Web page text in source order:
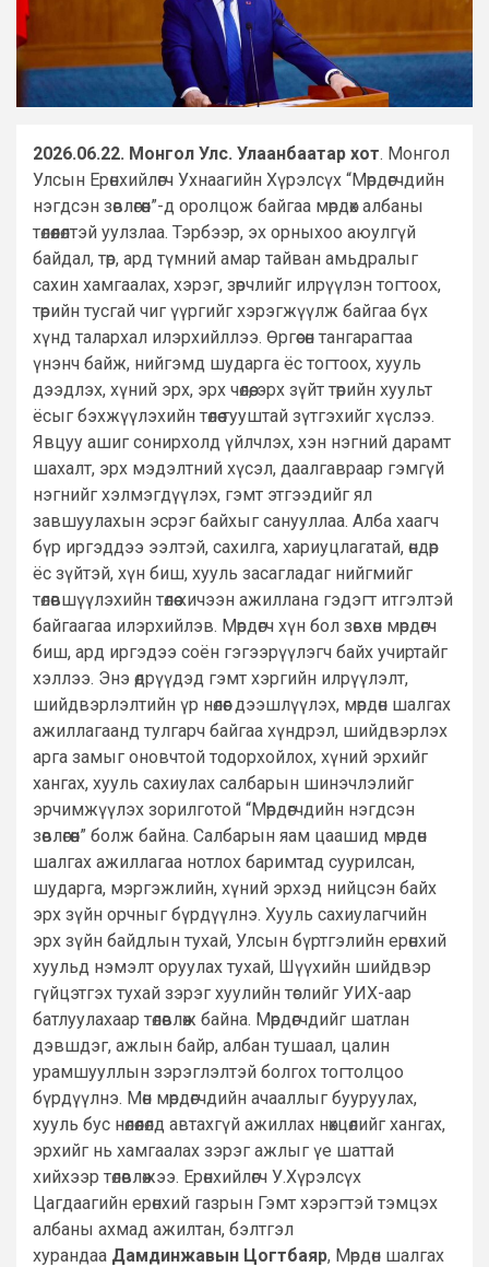
2026.06.22. Монгол Улс. Улаанбаатар хот. Монгол
Улсын Ерөнхийлөгч Ухнаагийн Хүрэлсүх “Мөрдөгчдийн
нэгдсэн зөвлөгөөн”-д оролцож байгаа мөрдөх албаны
төлөөлөлтэй уулзлаа. Тэрбээр, эх орныхоо аюулгүй
байдал, төр, ард түмний амар тайван амьдралыг
сахин хамгаалах, хэрэг, зөрчлийг илрүүлэн тогтоох,
төрийн тусгай чиг үүргийг хэрэгжүүлж байгаа бүх
хүнд талархал илэрхийллээ. Өргөсөн тангарагтаа
үнэнч байж, нийгэмд шударга ёс тогтоох, хууль
дээдлэх, хүний эрх, эрх чөлөө, эрх зүйт төрийн хуульт
ёсыг бэхжүүлэхийн төлөө тууштай зүтгэхийг хүслээ.
Явцуу ашиг сонирхолд үйлчлэх, хэн нэгний дарамт
шахалт, эрх мэдэлтний хүсэл, даалгавраар гэмгүй
нэгнийг хэлмэгдүүлэх, гэмт этгээдийг ял
завшуулахын эсрэг байхыг санууллаа. Алба хаагч
бүр иргэддээ ээлтэй, сахилга, хариуцлагатай, өндөр
ёс зүйтэй, хүн биш, хууль засагладаг нийгмийг
төлөвшүүлэхийн төлөө хичээн ажиллана гэдэгт итгэлтэй
байгаагаа илэрхийлэв. Мөрдөгч хүн бол зөвхөн мөрдөгч
биш, ард иргэдээ соён гэгээрүүлэгч байх учиртайг
хэллээ. Энэ өдрүүдэд гэмт хэргийн илрүүлэлт,
шийдвэрлэлтийн үр нөлөөг дээшлүүлэх, мөрдөн шалгах
ажиллагаанд тулгарч байгаа хүндрэл, шийдвэрлэх
арга замыг оновчтой тодорхойлох, хүний эрхийг
хангах, хууль сахиулах салбарын шинэчлэлийг
эрчимжүүлэх зорилготой “Мөрдөгчдийн нэгдсэн
зөвлөгөөн” болж байна. Салбарын яам цаашид мөрдөн
шалгах ажиллагаа нотлох баримтад суурилсан,
шударга, мэргэжлийн, хүний эрхэд нийцсэн байх
эрх зүйн орчныг бүрдүүлнэ. Хууль сахиулагчийн
эрх зүйн байдлын тухай, Улсын бүртгэлийн ерөнхий
хуульд нэмэлт оруулах тухай, Шүүхийн шийдвэр
гүйцэтгэх тухай зэрэг хуулийн төслийг УИХ-аар
батлуулахаар төлөвлөж байна. Мөрдөгчдийг шатлан
дэвшдэг, ажлын байр, албан тушаал, цалин
урамшууллын зэрэглэлтэй болгох тогтолцоо
бүрдүүлнэ. Мөн мөрдөгчдийн ачааллыг бууруулах,
хууль бус нөлөөлөлд автахгүй ажиллах нөхцөлийг хангах,
эрхийг нь хамгаалах зэрэг ажлыг үе шаттай
хийхээр төлөвлөжээ. Ерөнхийлөгч У.Хүрэлсүх
Цагдаагийн ерөнхий газрын Гэмт хэрэгтэй тэмцэх
албаны ахмад ажилтан, бэлтгэл
хурандаа Дамдинжавын Цогтбаяр, Мөрдөн шалгах